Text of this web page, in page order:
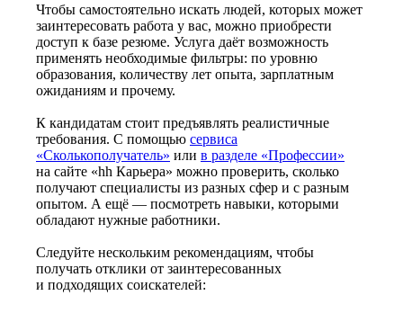
Чтобы самостоятельно искать людей, которых может
заинтересовать работа у вас, можно приобрести
доступ к базе резюме. Услуга даёт возможность
применять необходимые фильтры: по уровню
образования, количеству лет опыта, зарплатным
ожиданиям и прочему.
К кандидатам стоит предъявлять реалистичные
требования. С помощью сервиса
«Сколькополучатель» или в разделе «Профессии»
на сайте «hh Карьера» можно проверить, сколько
получают специалисты из разных сфер и с разным
опытом. А ещё — посмотреть навыки, которыми
обладают нужные работники.
Следуйте нескольким рекомендациям, чтобы
получать отклики от заинтересованных
и подходящих соискателей: